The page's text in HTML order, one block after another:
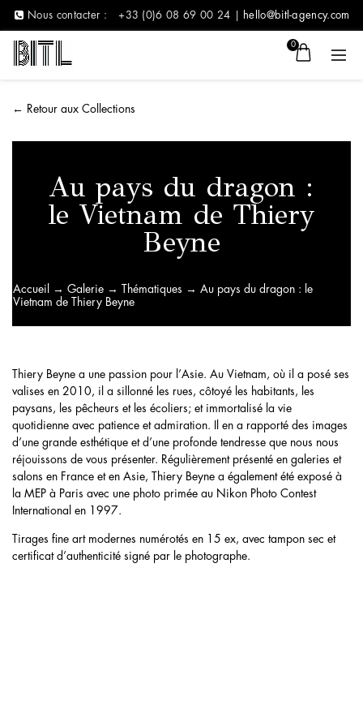
Nous contacter : +33 (0)6 08 69 00 24 | hello@bitl-agency.com
0
← Retour aux Collections
Au pays du dragon :
le Vietnam de Thiery
Beyne
Accueil → Galerie → Thématiques → Au pays du dragon : le
Vietnam de Thiery Beyne
Thiery Beyne a une passion pour l’Asie. Au Vietnam, où il a posé ses
valises en 2010, il a sillonné les rues, côtoyé les habitants, les
paysans, les pêcheurs et les écoliers; et immortalisé la vie
quotidienne avec patience et admiration. Il en a rapporté des images
d’une grande esthétique et d’une profonde tendresse que nous nous
réjouissons de vous présenter. Régulièrement présenté en galeries et
salons en France et en Asie, Thiery Beyne a également été exposé à
la MEP à Paris avec une photo primée au Nikon Photo Contest
International en 1997.
Tirages fine art modernes numérotés en 15 ex, avec tampon sec et
certificat d’authenticité signé par le photographe.